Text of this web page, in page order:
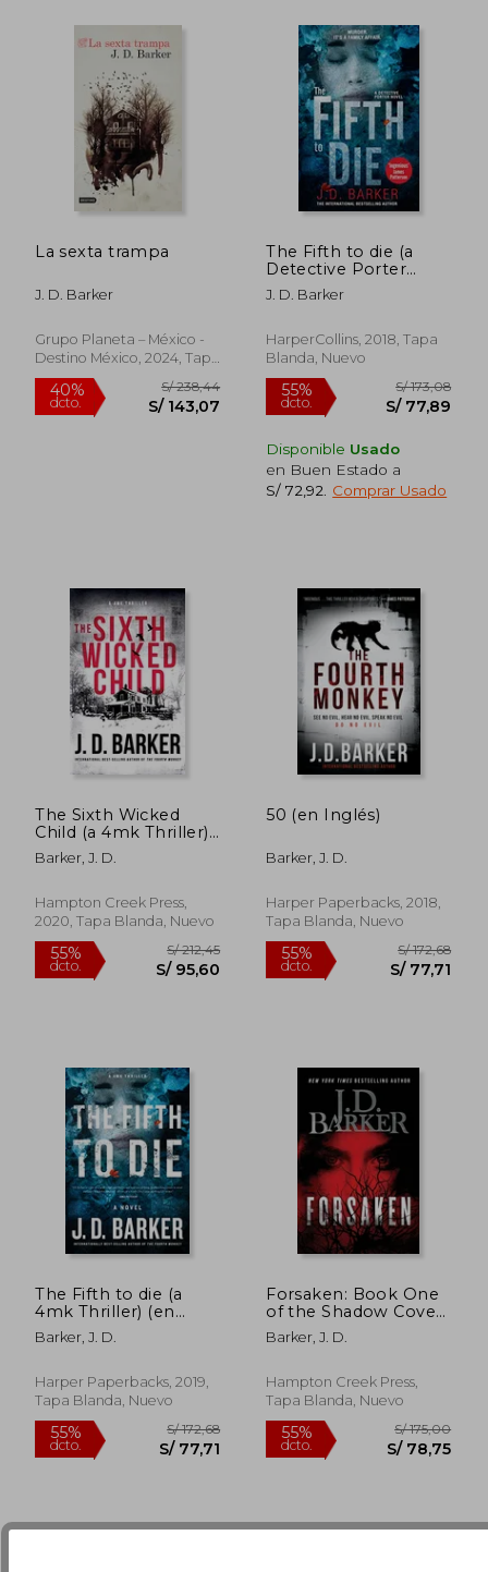
55%
dcto.
55%
dcto.
55%
dcto.
55%
dcto.
La sexta trampa
J. D. Barker
Grupo Planeta – México -
Destino México, 2024, Tapa
Blanda, Nuevo
40%
dcto.
S/ 238,44
S/ 143,07
The Fifth to die (a
Detective Porter
Novel) (en Inglés)
J. D. Barker
HarperCollins, 2018, Tapa
Blanda, Nuevo
55%
dcto. S/
Disponible Usado
en Buen Estado a
S/ 72,92
Comprar Usado
The Sixth Wicked
Child (a 4mk Thriller)
(en Inglés)
Barker, J. D.
Hampton Creek Press,
2020, Tapa Blanda, Nuevo
50 (en Inglés)
Barker, J. D.
Harper Paperbacks, 2018,
Tapa Blanda, Nuevo
The Fifth to die (a
4mk Thriller) (en
Inglés)
Barker, J. D.
Harper Paperbacks, 2019,
Tapa Blanda, Nuevo
Forsaken: Book One
of the Shadow Cove
Saga (en Inglés)
Barker, J. D.
Hampton Creek Press,
Tapa Blanda, Nuevo